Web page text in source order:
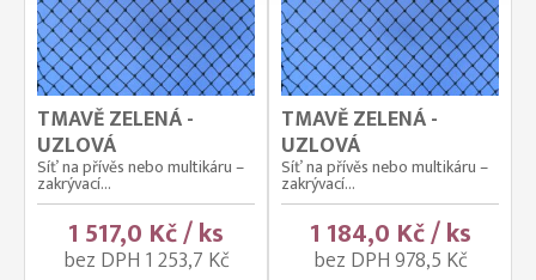
TMAVĚ ZELENÁ -
UZLOVÁ
Síť na přívěs nebo multikáru –
zakrývací...
1 517,0 Kč / ks
bez DPH 1 253,7 Kč
TMAVĚ ZELENÁ -
UZLOVÁ
Síť na přívěs nebo multikáru –
zakrývací...
1 184,0 Kč / ks
bez DPH 978,5 Kč